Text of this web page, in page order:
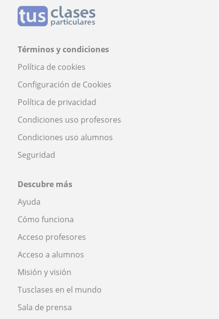
Términos y condiciones
Política de cookies
Configuración de Cookies
Política de privacidad
Condiciones uso profesores
Condiciones uso alumnos
Seguridad
Descubre más
Ayuda
Cómo funciona
Acceso profesores
Acceso a alumnos
Misión y visión
Tusclases en el mundo
Sala de prensa